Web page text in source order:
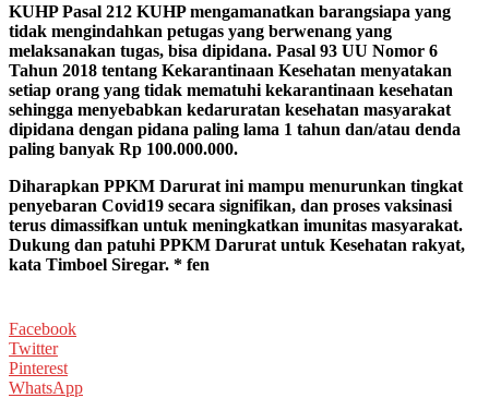
KUHP Pasal 212 KUHP mengamanatkan barangsiapa yang
tidak mengindahkan petugas yang berwenang yang
melaksanakan tugas, bisa dipidana. Pasal 93 UU Nomor 6
Tahun 2018 tentang Kekarantinaan Kesehatan menyatakan
setiap orang yang tidak mematuhi kekarantinaan kesehatan
sehingga menyebabkan kedaruratan kesehatan masyarakat
dipidana dengan pidana paling lama 1 tahun dan/atau denda
paling banyak Rp 100.000.000.
Diharapkan PPKM Darurat ini mampu menurunkan tingkat
penyebaran Covid19 secara signifikan, dan proses vaksinasi
terus dimassifkan untuk meningkatkan imunitas masyarakat.
Dukung dan patuhi PPKM Darurat untuk Kesehatan rakyat,
kata Timboel Siregar. * fen
Facebook
Twitter
Pinterest
WhatsApp